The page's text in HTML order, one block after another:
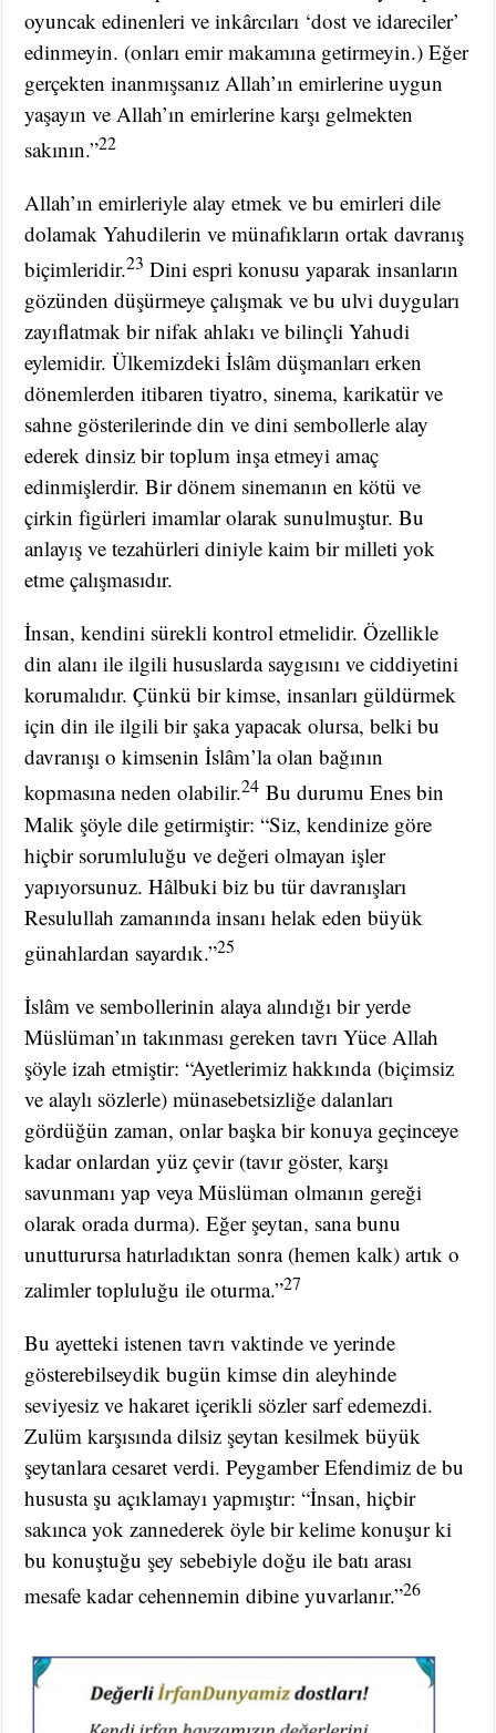
oyuncak edinenleri ve inkârcıları ‘dost ve idareciler’
edinmeyin. (onları emir makamına getirmeyin.) Eğer
gerçekten inanmışsanız Allah’ın emirlerine uygun
yaşayın ve Allah’ın emirlerine karşı gelmekten
sakının.”22
Allah’ın emirleriyle alay etmek ve bu emirleri dile
dolamak Yahudilerin ve münafıkların ortak davranış
biçimleridir.23Dini espri konusu yaparak insanların
gözünden düşürmeye çalışmak ve bu ulvi duyguları
zayıflatmak bir nifak ahlakı ve bilinçli Yahudi
eylemidir. Ülkemizdeki İslâm düşmanları erken
dönemlerden itibaren tiyatro, sinema, karikatür ve
sahne gösterilerinde din ve dini sembollerle alay
ederek dinsiz bir toplum inşa etmeyi amaç
edinmişlerdir. Bir dönem sinemanın en kötü ve
çirkin figürleri imamlar olarak sunulmuştur. Bu
anlayış ve tezahürleri diniyle kaim bir milleti yok
etme çalışmasıdır.
İnsan, kendini sürekli kontrol etmelidir. Özellikle
din alanı ile ilgili hususlarda saygısını ve ciddiyetini
korumalıdır. Çünkü bir kimse, insanları güldürmek
için din ile ilgili bir şaka yapacak olursa, belki bu
davranışı o kimsenin İslâm’la olan bağının
kopmasına neden olabilir.24 Bu durumu Enes bin
Malik şöyle dile getirmiştir: “Siz, kendinize göre
hiçbir sorumluluğu ve değeri olmayan işler
yapıyorsunuz. Hâlbuki biz bu tür davranışları
Resulullah zamanında insanı helak eden büyük
günahlardan sayardık.”25
İslâm ve sembollerinin alaya alındığı bir yerde
Müslüman’ın takınması gereken tavrı Yüce Allah
şöyle izah etmiştir: “Ayetlerimiz hakkında (biçimsiz
ve alaylı sözlerle) münasebetsizliğe dalanları
gördüğün zaman, onlar başka bir konuya geçinceye
kadar onlardan yüz çevir (tavır göster, karşı
savunmanı yap veya Müslüman olmanın gereği
olarak orada durma). Eğer şeytan, sana bunu
unutturursa hatırladıktan sonra (hemen kalk) artık o
zalimler topluluğu ile oturma.”27
Bu ayetteki istenen tavrı vaktinde ve yerinde
gösterebilseydik bugün kimse din aleyhinde
seviyesiz ve hakaret içerikli sözler sarf edemezdi.
Zulüm karşısında dilsiz şeytan kesilmek büyük
şeytanlara cesaret verdi. Peygamber Efendimiz de bu
hususta şu açıklamayı yapmıştır: “İnsan, hiçbir
sakınca yok zannederek öyle bir kelime konuşur ki
bu konuştuğu şey sebebiyle doğu ile batı arası
mesafe kadar cehennemin dibine yuvarlanır.”26